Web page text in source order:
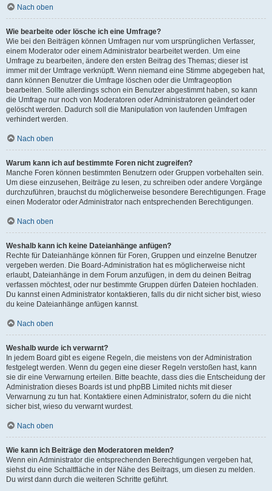
Nach oben
Wie bearbeite oder lösche ich eine Umfrage?
Wie bei den Beiträgen können Umfragen nur vom ursprünglichen Verfasser,
einem Moderator oder einem Administrator bearbeitet werden. Um eine
Umfrage zu bearbeiten, ändere den ersten Beitrag des Themas; dieser ist
immer mit der Umfrage verknüpft. Wenn niemand eine Stimme abgegeben hat,
dann können Benutzer die Umfrage löschen oder die Umfrageoption
bearbeiten. Sollte allerdings schon ein Benutzer abgestimmt haben, so kann
die Umfrage nur noch von Moderatoren oder Administratoren geändert oder
gelöscht werden. Dadurch soll die Manipulation von laufenden Umfragen
verhindert werden.
Nach oben
Warum kann ich auf bestimmte Foren nicht zugreifen?
Manche Foren können bestimmten Benutzern oder Gruppen vorbehalten sein.
Um diese einzusehen, Beiträge zu lesen, zu schreiben oder andere Vorgänge
durchzuführen, brauchst du möglicherweise besondere Berechtigungen. Frage
einen Moderator oder Administrator nach entsprechenden Berechtigungen.
Nach oben
Weshalb kann ich keine Dateianhänge anfügen?
Rechte für Dateianhänge können für Foren, Gruppen und einzelne Benutzer
vergeben werden. Die Board-Administration hat es möglicherweise nicht
erlaubt, Dateianhänge in dem Forum anzufügen, in dem du deinen Beitrag
verfassen möchtest, oder nur bestimmte Gruppen dürfen Dateien hochladen.
Du kannst einen Administrator kontaktieren, falls du dir nicht sicher bist, wieso
du keine Dateianhänge anfügen kannst.
Nach oben
Weshalb wurde ich verwarnt?
In jedem Board gibt es eigene Regeln, die meistens von der Administration
festgelegt werden. Wenn du gegen eine dieser Regeln verstoßen hast, kann
sie dir eine Verwarnung erteilen. Bitte beachte, dass dies die Entscheidung der
Administration dieses Boards ist und phpBB Limited nichts mit dieser
Verwarnung zu tun hat. Kontaktiere einen Administrator, sofern du die nicht
sicher bist, wieso du verwarnt wurdest.
Nach oben
Wie kann ich Beiträge den Moderatoren melden?
Wenn ein Administrator die entsprechenden Berechtigungen vergeben hat,
siehst du eine Schaltfläche in der Nähe des Beitrags, um diesen zu melden.
Du wirst dann durch die weiteren Schritte geführt.